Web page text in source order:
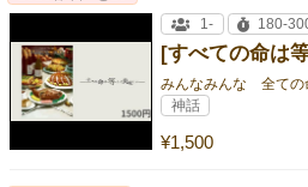
[すべての命は
みんなみんな 全ての
¥1,500
1-
180-
神話